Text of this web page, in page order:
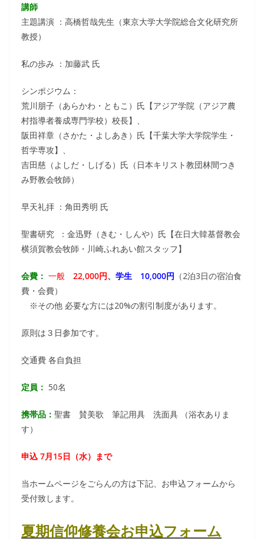
講師
主題講演 ：高橋哲哉先生（東京大学大学院総合文化研究所
教授）
私の歩み ：加藤武 氏
シンポジウム：
荒川朋子（あらかわ・ともこ）氏【アジア学院（アジア農
村指導者養成専門学校）校長】、
阪田祥章（さかた・よしあき）氏【千葉大学大学院学生・
哲学専攻】、
吉田慈（よしだ・しげる）氏（日本キリスト教団林間つき
み野教会牧師）
早天礼拝 ：角田秀明 氏
聖書研究 ：金迅野（きむ・しんや）氏【在日大韓基督教会
横須賀教会牧師・川崎ふれあい館スタッフ】
会費： 一般 22,000円、 学生 10,000円 （2泊3日の宿泊食
費・会費）
※その他 必要な方には20%の割引制度があります。
原則は３日参加です。
交通費 各自負担
定員： 50名
携帯品： 聖書 賛美歌 筆記用具 洗面具 （浴衣ありま
す）
申込 7月15日（水）まで
当ホームページをごらんの方は下記、お申込フォームから
受付致します。
夏期信仰修養会お申込フォーム